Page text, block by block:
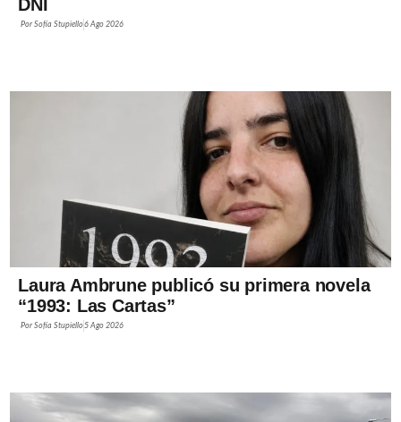
DNI
PorSofía Stupiello6 Ago 2026
Laura Ambrune publicó su primera novela
“1993: Las Cartas”
PorSofía Stupiello5 Ago 2026